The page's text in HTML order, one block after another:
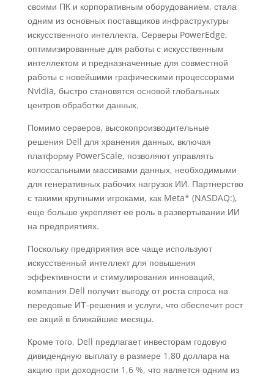
своими ПК и корпоративным оборудованием, стала
одним из основных поставщиков инфраструктуры
искусственного интеллекта. Серверы PowerEdge,
оптимизированные для работы с искусственным
интеллектом и предназначенные для совместной
работы с новейшими графическими процессорами
Nvidia, быстро становятся основой глобальных
центров обработки данных.
Помимо серверов, высокопроизводительные
решения Dell для хранения данных, включая
платформу PowerScale, позволяют управлять
колоссальными массивами данных, необходимыми
для генеративных рабочих нагрузок ИИ. Партнерство
с такими крупными игроками, как Meta* (NASDAQ:),
еще больше укрепляет ее роль в развертывании ИИ
на предприятиях.
Поскольку предприятия все чаще используют
искусственный интеллект для повышения
эффективности и стимулирования инноваций,
компания Dell получит выгоду от роста спроса на
передовые ИТ-решения и услуги, что обеспечит рост
ее акций в ближайшие месяцы.
Кроме того, Dell предлагает инвесторам годовую
дивидендную выплату в размере 1,80 доллара на
акцию при доходности 1,6 %, что является одним из